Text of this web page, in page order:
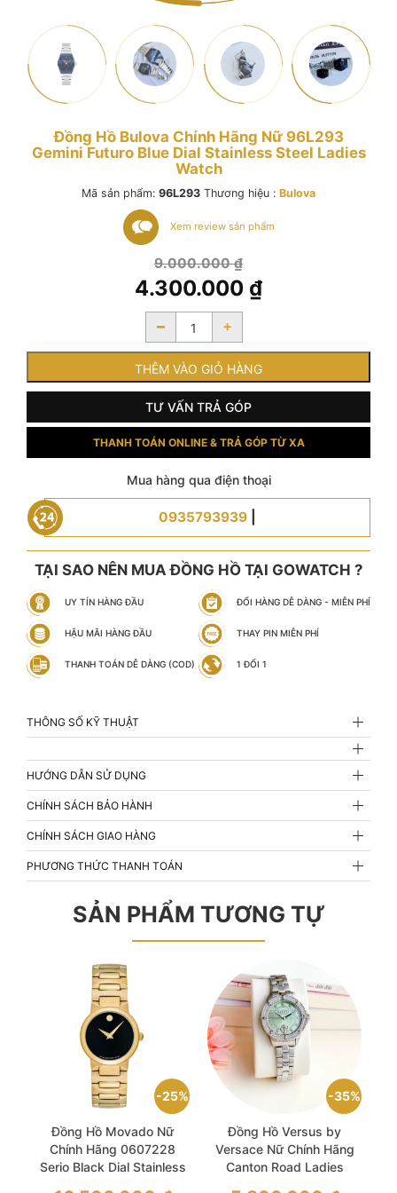
Đồng Hồ Bulova Chính Hãng Nữ 96L293
Gemini Futuro Blue Dial Stainless Steel Ladies
Watch
Mã sản phẩm: 96L293 Thương hiệu : Bulova
Xem review sản phẩm
9.000.000₫Giá
gốc
là:
9.000.000 ₫.
4.300.000 ₫
Giá
tại
là:
4.300.000 ₫.
- +
THÊM VÀO GIỎ HÀNG
TƯ VẤN TRẢ GÓP
THANH TOÁN ONLINE & TRẢ GÓP TỪ XA
Mua hàng qua điện thoại
0935793939
TẠI SAO NÊN MUA ĐỒNG HỒ TẠI GOWATCH ?
UY TÍN HÀNG ĐẦU ĐỔI HÀNG DỄ DÀNG - MIỄN PHÍ
HẬU MÃI HÀNG ĐẦU THAY PIN MIỄN PHÍ
THANH TOÁN DỄ DÀNG (COD) 1 ĐỔI 1
THÔNG SỐ KỸ THUẬT
HƯỚNG DẪN SỬ DỤNG
CHÍNH SÁCH BẢO HÀNH
CHÍNH SÁCH GIAO HÀNG
PHƯƠNG THỨC THANH TOÁN
SẢN PHẨM TƯƠNG TỰ
25%
Đồng Hồ Movado Nữ
Chính Hãng 0607228
Serio Black Dial Stainless
Giá
35%
Đồng Hồ Versus by
Versace Nữ Chính Hãng
Canton Road Ladies
Giá